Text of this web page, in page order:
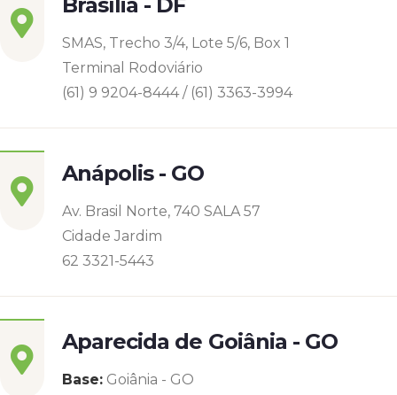
SMAS, Trecho 3/4, Lote 5/6, Box 1
Terminal Rodoviário
(61) 9 9204-8444 / (61) 3363-3994
Anápolis - GO
Av. Brasil Norte, 740 SALA 57
Cidade Jardim
62 3321-5443
Aparecida de Goiânia - GO
Base: Goiânia - GO